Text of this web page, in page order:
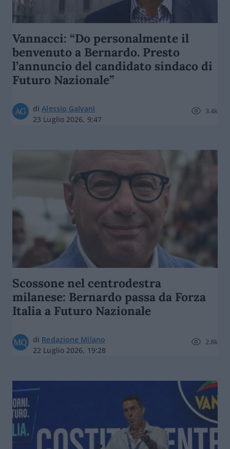
Vannacci: “Do personalmente il
benvenuto a Bernardo. Presto
l’annuncio del candidato sindaco di
Futuro Nazionale”
diAlessio Galvani
23 Luglio 2026, 9:47
3.4k
Scossone nel centrodestra
milanese: Bernardo passa da Forza
Italia a Futuro Nazionale
di Redazione Milano
22 Luglio 2026, 19:28
2.8k